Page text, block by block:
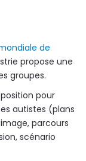
de
propose une
groupes.
pour
autistes (plans
parcours
scénario